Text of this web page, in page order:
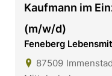
Kaufmann im
(m/w/d)
Feneberg
87509